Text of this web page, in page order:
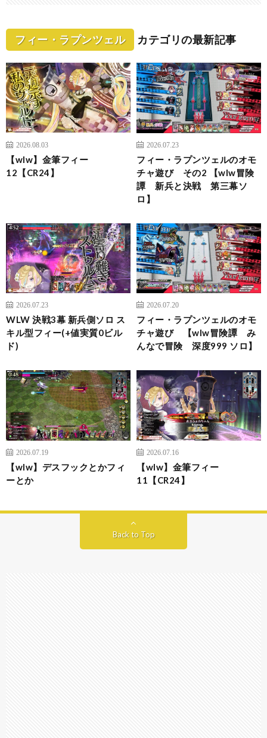
フィー・ラプンツェル カテゴリの最新記事
2026.08.03
【wlw】金筆フィー
12【CR24】
2026.07.23
フィー・ラプンツェルのオモ
チャ遊び その2 【wlw冒険
譚 新兵と決戦 第三幕ソ
ロ】
2026.07.23
WLW 決戦3幕 新兵側ソロ ス
キル型フィー(+値実質0ビル
ド)
2026.07.20
フィー・ラプンツェルのオモ
チャ遊び 【wlw冒険譚 み
んなで冒険 深度999 ソロ】
2026.07.19
【wlw】デスフックとかフィ
ーとか
2026.07.16
【wlw】金筆フィー
11【CR24】
Back to Top